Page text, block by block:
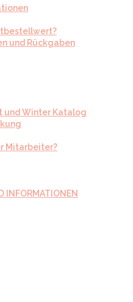
und Rückgaben
und Winter Katalog
Mitarbeiter?
INFORMATIONEN